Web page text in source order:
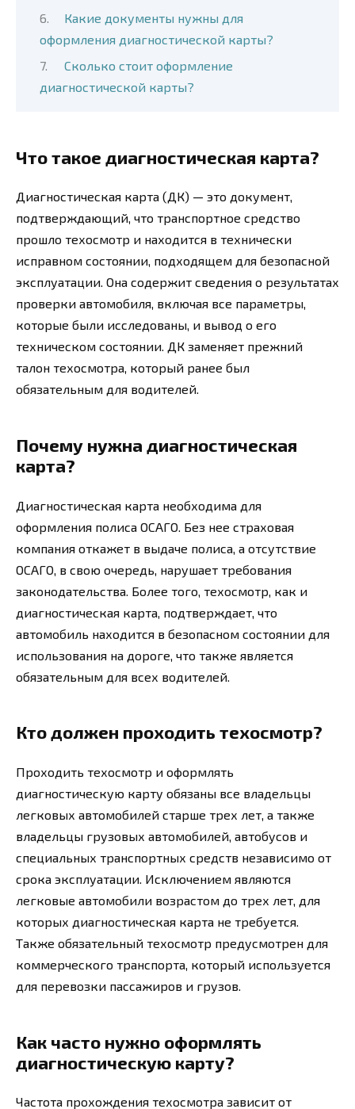
Какие документы нужны для
оформления диагностической карты?
Сколько стоит оформление
диагностической карты?
Что такое диагностическая карта?
Диагностическая карта (ДК) — это документ,
подтверждающий, что транспортное средство
прошло техосмотр и находится в технически
исправном состоянии, подходящем для безопасной
эксплуатации. Она содержит сведения о результатах
проверки автомобиля, включая все параметры,
которые были исследованы, и вывод о его
техническом состоянии. ДК заменяет прежний
талон техосмотра, который ранее был
обязательным для водителей.
Почему нужна диагностическая
карта?
Диагностическая карта необходима для
оформления полиса ОСАГО. Без нее страховая
компания откажет в выдаче полиса, а отсутствие
ОСАГО, в свою очередь, нарушает требования
законодательства. Более того, техосмотр, как и
диагностическая карта, подтверждает, что
автомобиль находится в безопасном состоянии для
использования на дороге, что также является
обязательным для всех водителей.
Кто должен проходить техосмотр?
Проходить техосмотр и оформлять
диагностическую карту обязаны все владельцы
легковых автомобилей старше трех лет, а также
владельцы грузовых автомобилей, автобусов и
специальных транспортных средств независимо от
срока эксплуатации. Исключением являются
легковые автомобили возрастом до трех лет, для
которых диагностическая карта не требуется.
Также обязательный техосмотр предусмотрен для
коммерческого транспорта, который используется
для перевозки пассажиров и грузов.
Как часто нужно оформлять
диагностическую карту?
Частота прохождения техосмотра зависит от